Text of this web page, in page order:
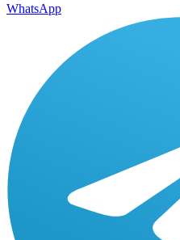
WhatsApp